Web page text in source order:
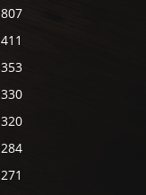
807
411
353
330
320
284
271